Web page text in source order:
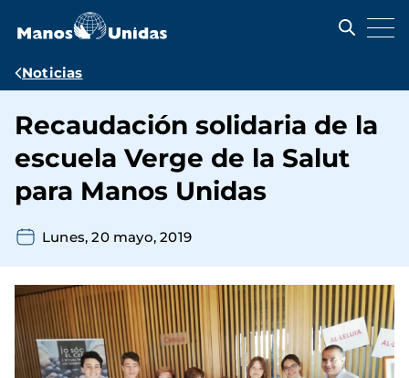
contenido
Ruta
navegación
Noticias
Recaudación solidaria de la
escuela Verge de la Salut
para Manos Unidas
Lunes, 20 mayo, 2019